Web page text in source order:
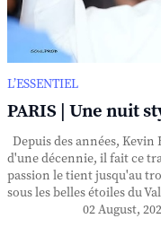
L’ESSENTIEL
PARIS | Une nuit
Depuis des années,
d'une décennie, il fait ce
passion le tient jusqu'au
sous les belles étoiles du
02 August,